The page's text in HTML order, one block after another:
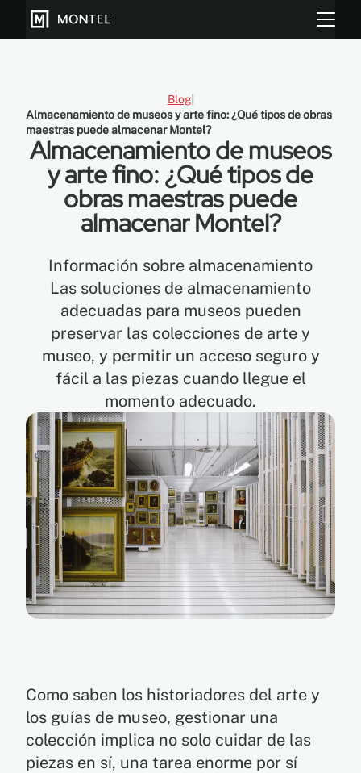
Almacenar más
Cultiva más
Sobre Nosotros
Centro de Recursos
Blog
Almacenamiento de museos y arte fino: ¿Qué tipos de obras
maestras puede almacenar Montel?
Almacenamiento de museos
y arte fino: ¿Qué tipos de
obras maestras puede
almacenar Montel?
Información sobre almacenamiento
Las soluciones de almacenamiento
adecuadas para museos pueden
preservar las colecciones de arte y
museo, y permitir un acceso seguro y
fácil a las piezas cuando llegue el
momento adecuado.
Como saben los historiadores del arte y
los guías de museo, gestionar una
colección implica no solo cuidar de las
piezas en sí, una tarea enorme por sí